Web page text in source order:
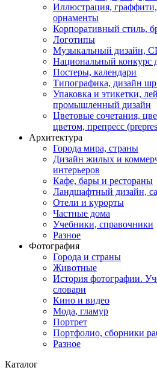
Иллюстрация,
орнаменты
Корпоративный стиль,
Логотипы
Музыкальный дизайн,
Национальный конкурс
Постеры, календари
Типографика, дизайн
Упаковка и этикетки,
промышленный дизайн
Цветовые сочетания,
цветом, препресс
Архитектура
Города мира, страны
Дизайн жилых и
интерьеров
Кафе, бары и рестораны
Ландшафтный дизайн,
Отели и курорты
Частные дома
Учебники, справочники
Разное
Фотография
Города и страны
Животные
История фотографии.
словари
Кино и видео
Мода, гламур
Портрет
Портфолио, сборники
Разное
Каталог